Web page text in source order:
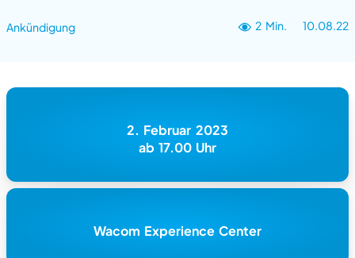
Ankündigung 2 Min. 10.08.22
2. Februar 2023
ab 17.00 Uhr
Wacom Experience Center